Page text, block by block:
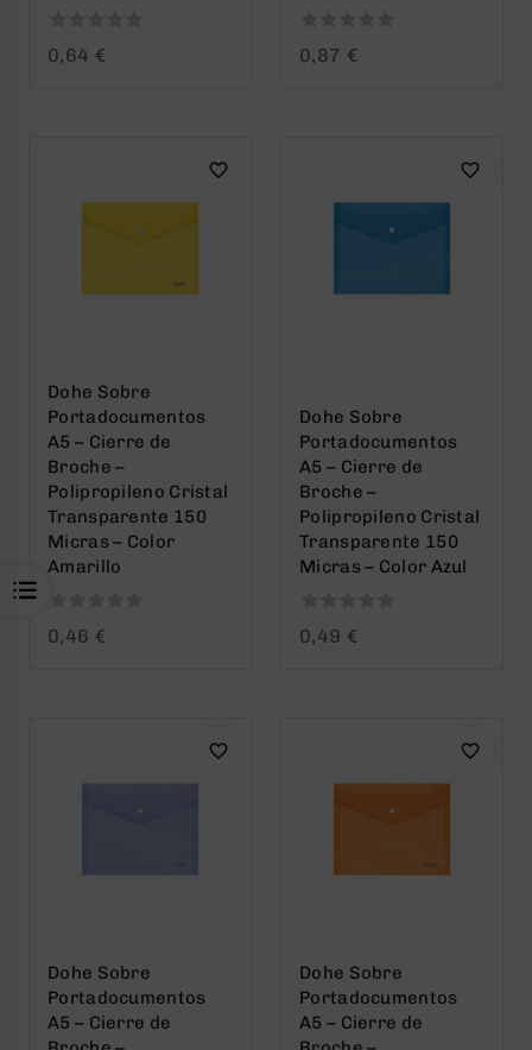
0
0,64 €
0
0,87 €
Dohe Sobre
Portadocumentos
A5 – Cierre de
Broche –
Polipropileno Cristal
Transparente 150
Micras – Color
Amarillo
0
0,46 €
Dohe Sobre
Portadocumentos
A5 – Cierre de
Broche –
Polipropileno Cristal
Transparente 150
Micras – Color Azul
0
0,49 €
Dohe Sobre
Portadocumentos
A5 – Cierre de
Dohe Sobre
Portadocumentos
A5 – Cierre de